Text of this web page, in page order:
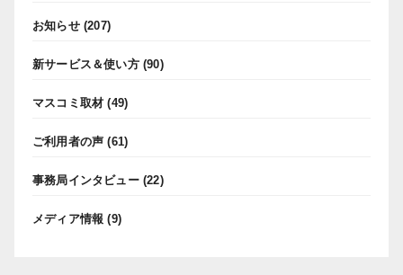
お知らせ(207)
新サービス＆使い方(90)
マスコミ取材 (49)
ご利用者の声 (61)
事務局インタビュー(22)
メディア情報 (9)